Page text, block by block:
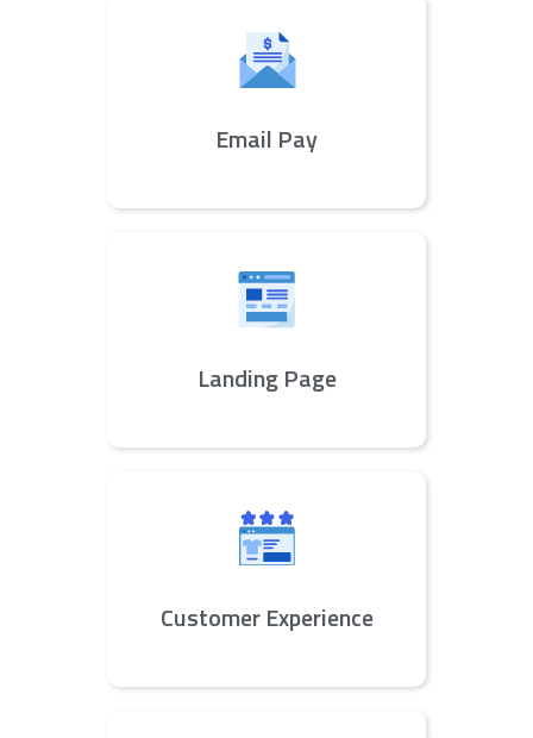
Email Pay
Landing Page
Customer Experience